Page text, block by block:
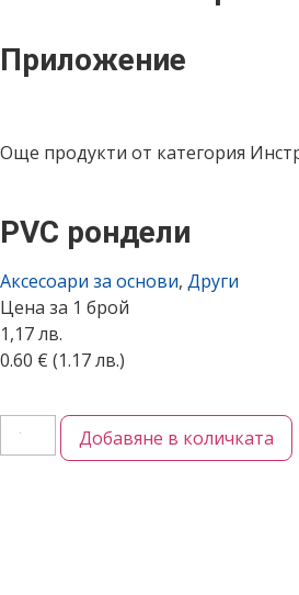
Приложение
Още продукти от категория
PVC рондели
Аксесоари за основи, Други
Цена за 1 брой
1,17 лв.
0.60 € (1.17 лв.)
Добавяне в количката